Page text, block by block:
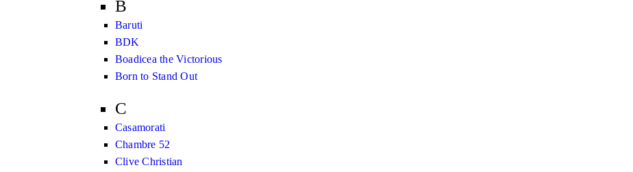
B
Baruti
BDK
Boadicea the Victorious
Born to Stand Out
C
Casamorati
Chambre 52
Clive Christian